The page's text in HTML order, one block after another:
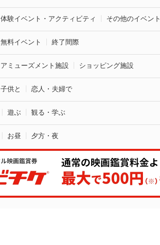
体験イベント・アクティビティ その他のイベント
無料イベント 終了間際
アミューズメント施設 ショッピング施設
子供と 恋人・夫婦で
遊ぶ 観る・学ぶ
お昼 夕方・夜